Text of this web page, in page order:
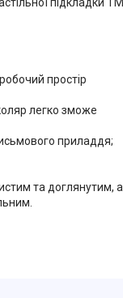
простір
легко зможе
приладдя;
та доглянутим, а